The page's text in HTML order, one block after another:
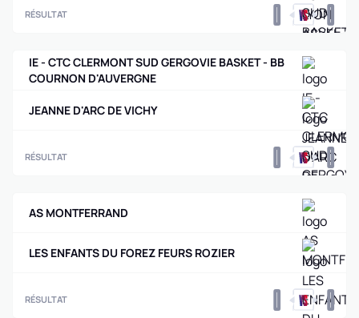
RÉSULTAT 0 0
IE - CTC CLERMONT SUD GERGOVIE BASKET - BB
COURNON D'AUVERGNE
JEANNE D'ARC DE VICHY
RÉSULTAT 0 0
AS MONTFERRAND
LES ENFANTS DU FOREZ FEURS ROZIER
RÉSULTAT 0 0